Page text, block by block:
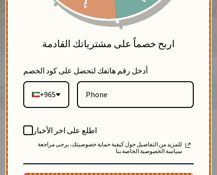
قميص طويل مطرز - رمادي - 1
2
SKU: 12009-رمادي-1
اربح خصماً على مشترياتك القادمة
أدخل رقم هاتفك لتحصل على كود الخصم
+965
اطلع على اخر الأخبار
للمزيد من التفاصيل حول كيفية حماية خصوصيتك، يرجى مراجعة
سياسة الخصوصية الخاصة بنا